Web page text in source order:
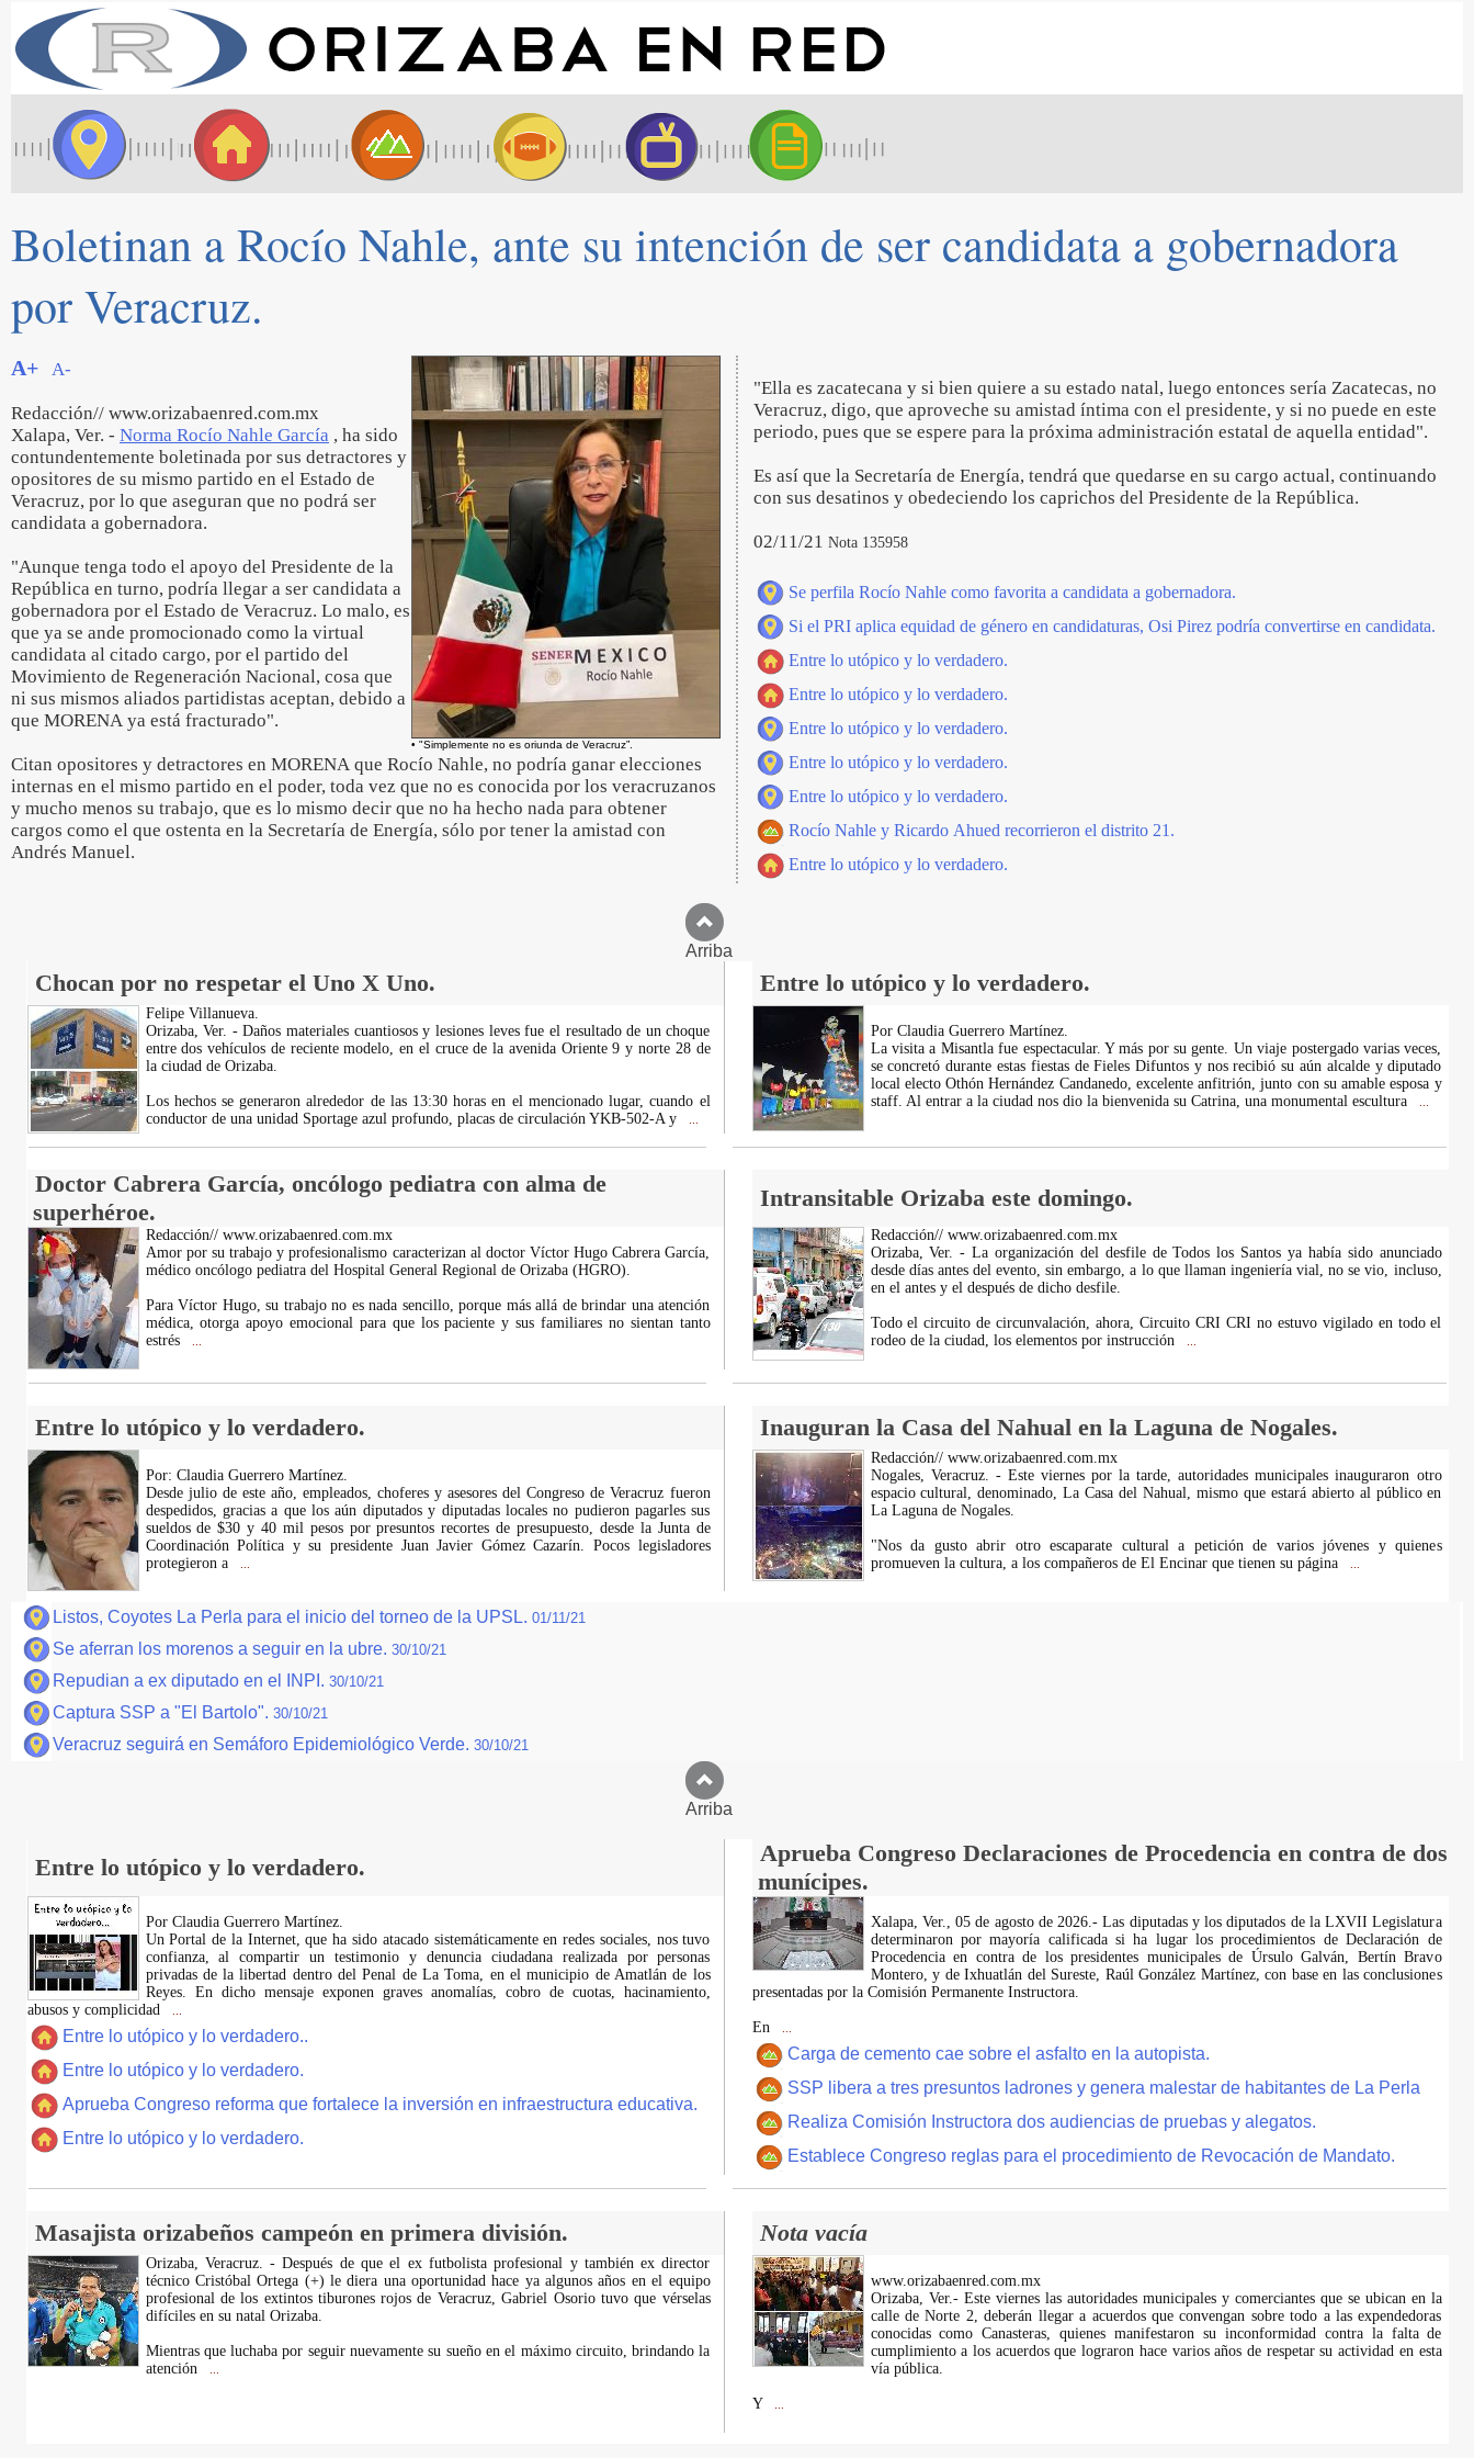
Boletinan a Rocío Nahle, ante su intención de ser candidata a gobernadora
por Veracruz.
• "Simplemente no es oriunda de Veracruz”.
A+ A-
Redacción// www.orizabaenred.com.mx
Xalapa, Ver. - Norma Rocío Nahle García , ha sido
contundentemente boletinada por sus detractores y
opositores de su mismo partido en el Estado de
Veracruz, por lo que aseguran que no podrá ser
candidata a gobernadora.
"Aunque tenga todo el apoyo del Presidente de la
República en turno, podría llegar a ser candidata a
gobernadora por el Estado de Veracruz. Lo malo, es
que ya se ande promocionado como la virtual
candidata al citado cargo, por el partido del
Movimiento de Regeneración Nacional, cosa que
ni sus mismos aliados partidistas aceptan, debido a
que MORENA ya está fracturado".
Citan opositores y detractores en MORENA que Rocío Nahle, no podría ganar elecciones
internas en el mismo partido en el poder, toda vez que no es conocida por los veracruzanos
y mucho menos su trabajo, que es lo mismo decir que no ha hecho nada para obtener
cargos como el que ostenta en la Secretaría de Energía, sólo por tener la amistad con
Andrés Manuel.
"Ella es zacatecana y si bien quiere a su estado natal, luego entonces sería Zacatecas, no
Veracruz, digo, que aproveche su amistad íntima con el presidente, y si no puede en este
periodo, pues que se espere para la próxima administración estatal de aquella entidad".
Es así que la Secretaría de Energía, tendrá que quedarse en su cargo actual, continuando
con sus desatinos y obedeciendo los caprichos del Presidente de la República.
02/11/21 Nota 135958
Se perfila Rocío Nahle como favorita a candidata a gobernadora.
Si el PRI aplica equidad de género en candidaturas, Osi Pirez podría convertirse en candidata.
Entre lo utópico y lo verdadero.
Entre lo utópico y lo verdadero.
Entre lo utópico y lo verdadero.
Entre lo utópico y lo verdadero.
Entre lo utópico y lo verdadero.
Rocío Nahle y Ricardo Ahued recorrieron el distrito 21.
Entre lo utópico y lo verdadero.
Arriba
Chocan por no respetar el Uno X Uno. Entre lo utópico y lo verdadero.
Felipe Villanueva.
Orizaba, Ver. - Daños materiales cuantiosos y lesiones leves fue el resultado de un choque
entre dos vehículos de reciente modelo, en el cruce de la avenida Oriente 9 y norte 28 de
la ciudad de Orizaba.
Los hechos se generaron alrededor de las 13:30 horas en el mencionado lugar, cuando el
conductor de una unidad Sportage azul profundo, placas de circulación YKB-502-A y
Por Claudia Guerrero Martínez.
La visita a Misantla fue espectacular. Y más por su gente. Un viaje postergado varias veces,
se concretó durante estas fiestas de Fieles Difuntos y nos recibió su aún alcalde y diputado
local electo Othón Hernández Candanedo, excelente anfitrión, junto con su amable esposa y
staff. Al entrar a la ciudad nos dio la bienvenida su Catrina, una monumental escultura
Doctor Cabrera García, oncólogo pediatra con alma de
superhéroe.
Intransitable Orizaba este domingo.
Redacción// www.orizabaenred.com.mx
Amor por su trabajo y profesionalismo caracterizan al doctor Víctor Hugo Cabrera García,
médico oncólogo pediatra del Hospital General Regional de Orizaba (HGRO).
Para Víctor Hugo, su trabajo no es nada sencillo, porque más allá de brindar una atención
médica, otorga apoyo emocional para que los paciente y sus familiares no sientan tanto
estrés
Redacción// www.orizabaenred.com.mx
Orizaba, Ver. - La organización del desfile de Todos los Santos ya había sido anunciado
desde días antes del evento, sin embargo, a lo que llaman ingeniería vial, no se vio, incluso,
en el antes y el después de dicho desfile.
Todo el circuito de circunvalación, ahora, Circuito CRI CRI no estuvo vigilado en todo el
rodeo de la ciudad, los elementos por instrucción
Entre lo utópico y lo verdadero. Inauguran la Casa del Nahual en la Laguna de Nogales.
Por: Claudia Guerrero Martínez.
Desde julio de este año, empleados, choferes y asesores del Congreso de Veracruz fueron
despedidos, gracias a que los aún diputados y diputadas locales no pudieron pagarles sus
sueldos de $30 y 40 mil pesos por presuntos recortes de presupuesto, desde la Junta de
Coordinación Política y su presidente Juan Javier Gómez Cazarín. Pocos legisladores
protegieron a
Redacción// www.orizabaenred.com.mx
Nogales, Veracruz. - Este viernes por la tarde, autoridades municipales inauguraron otro
espacio cultural, denominado, La Casa del Nahual, mismo que estará abierto al público en
La Laguna de Nogales.
"Nos da gusto abrir otro escaparate cultural a petición de varios jóvenes y quienes
promueven la cultura, a los compañeros de El Encinar que tienen su página
Listos, Coyotes La Perla para el inicio del torneo de la UPSL. 01/11/21
Se aferran los morenos a seguir en la ubre. 30/10/21
Repudian a ex diputado en el INPI. 30/10/21
Captura SSP a "El Bartolo". 30/10/21
Veracruz seguirá en Semáforo Epidemiológico Verde. 30/10/21
Arriba
Entre lo utópico y lo verdadero.
Aprueba Congreso Declaraciones de Procedencia en contra de dos
munícipes.
Por Claudia Guerrero Martínez.
​Un Portal de la Internet, que ha sido atacado sistemáticamente en redes sociales, nos tuvo
confianza, al compartir un testimonio y denuncia ciudadana realizada por personas
privadas de la libertad dentro del Penal de La Toma, en el municipio de Amatlán de los
Reyes. En dicho mensaje exponen graves anomalías, cobro de cuotas, hacinamiento,
abusos y complicidad
Entre lo utópico y lo verdadero..
Entre lo utópico y lo verdadero.
Aprueba Congreso reforma que fortalece la inversión en infraestructura educativa.
Entre lo utópico y lo verdadero.
Xalapa, Ver., 05 de agosto de 2026.- Las diputadas y los diputados de la LXVII Legislatura
determinaron por mayoría calificada si ha lugar los procedimientos de Declaración de
Procedencia en contra de los presidentes municipales de Úrsulo Galván, Bertín Bravo
Montero, y de Ixhuatlán del Sureste, Raúl González Martínez, con base en las conclusiones
presentadas por la Comisión Permanente Instructora.
En
Carga de cemento cae sobre el asfalto en la autopista.
SSP libera a tres presuntos ladrones y genera malestar de habitantes de La Perla
Realiza Comisión Instructora dos audiencias de pruebas y alegatos.
Establece Congreso reglas para el procedimiento de Revocación de Mandato.
Masajista orizabeños campeón en primera división. Nota vacía
Orizaba, Veracruz. - Después de que el ex futbolista profesional y también ex director
técnico Cristóbal Ortega (+) le diera una oportunidad hace ya algunos años en el equipo
profesional de los extintos tiburones rojos de Veracruz, Gabriel Osorio tuvo que vérselas
difíciles en su natal Orizaba.
Mientras que luchaba por seguir nuevamente su sueño en el máximo circuito, brindando la
atención
www.orizabaenred.com.mx
Orizaba, Ver.- Este viernes las autoridades municipales y comerciantes que se ubican en la
calle de Norte 2, deberán llegar a acuerdos que convengan sobre todo a las expendedoras
conocidas como Canasteras, quienes manifestaron su inconformidad contra la falta de
cumplimiento a los acuerdos que lograron hace varios años de respetar su actividad en esta
vía pública.
Y